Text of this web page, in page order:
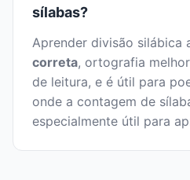
sílabas?
Aprender divisão silábica
correta, ortografia
de leitura, e é útil para
onde a contagem de
especialmente útil para